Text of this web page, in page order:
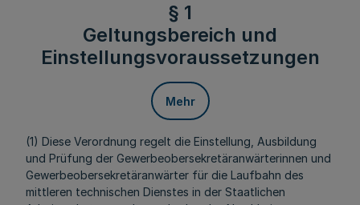
§ 1
Geltungsbereich und
Einstellungsvoraussetzungen
Mehr
(1) Diese Verordnung regelt die Einstellung, Ausbildung
und Prüfung der Gewerbeobersekretäranwärterinnen und
Gewerbeobersekretäranwärter für die Laufbahn des
mittleren technischen Dienstes in der Staatlichen